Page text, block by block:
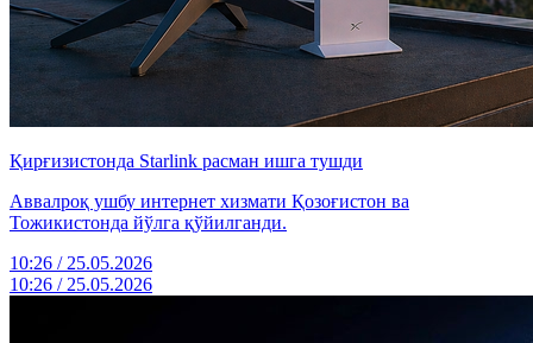
Қирғизистонда Starlink расман ишга тушди
Аввалроқ ушбу интернет хизмати Қозоғистон ва
Тожикистонда йўлга қўйилганди.
10:26 / 25.05.2026
10:26 / 25.05.2026